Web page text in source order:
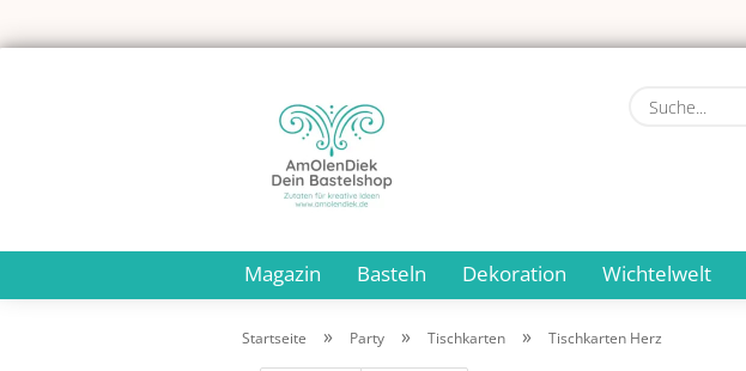
Magazin Basteln Dekoration Wichtelwelt
Startseite » Party » Tischkarten » Tischkarten Herz